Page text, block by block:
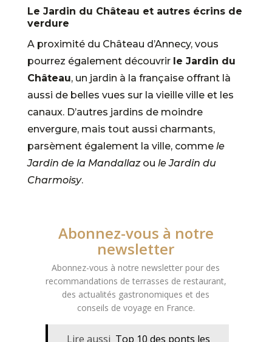
Le Jardin du Château et autres écrins de
verdure
A proximité du Château d’Annecy, vous
pourrez également découvrir le Jardin du
Château, un jardin à la française offrant là
aussi de belles vues sur la vieille ville et les
canaux. D’autres jardins de moindre
envergure, mais tout aussi charmants,
parsèment également la ville, comme le
Jardin de la Mandallazou le Jardin du
Charmoisy.
Abonnez-vous à notre
newsletter
Abonnez-vous à notre newsletter pour des
recommandations de terrasses de restaurant,
des actualités gastronomiques et des
conseils de voyage en France.
Lire aussi Top 10 des ponts les